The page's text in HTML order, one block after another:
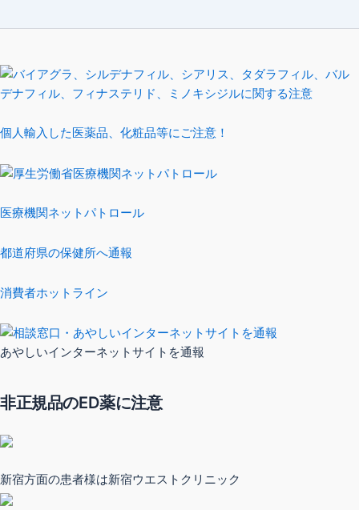
個人輸入した医薬品、化粧品等にご注意！
医療機関ネットパトロール
都道府県の保健所へ通報
消費者ホットライン
あやしいインターネットサイトを通報
非正規品のED薬に注意
新宿方面の患者様は新宿ウエストクリニック